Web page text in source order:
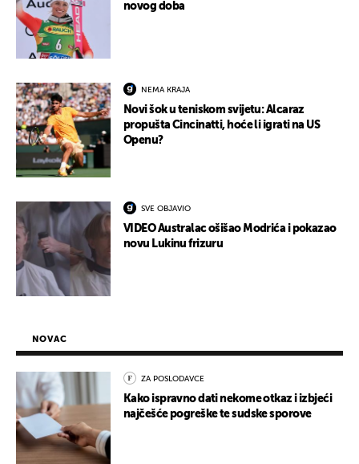
novog doba
NEMA KRAJA
Novi šok u teniskom svijetu: Alcaraz
propušta Cincinatti, hoće li igrati na US
Openu?
SVE OBJAVIO
VIDEO Australac ošišao Modrića i pokazao
novu Lukinu frizuru
NOVAC
ZA POSLODAVCE
Kako ispravno dati nekome otkaz i izbjeći
najčešće pogreške te sudske sporove